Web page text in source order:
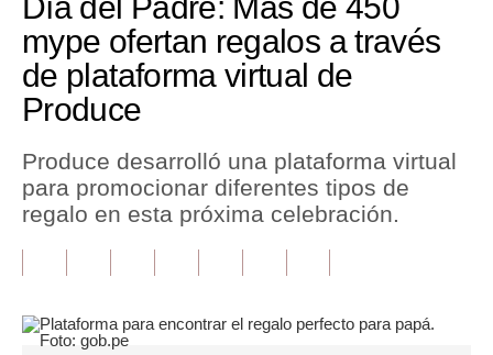
Economía
Mercados
Perú
Política
Tu Dinero
Plus G
mype ofertan regalos a través
de plataforma virtual de
Produce
Produce desarrolló una plataforma virtual
para promocionar diferentes tipos de
regalo en esta próxima celebración.